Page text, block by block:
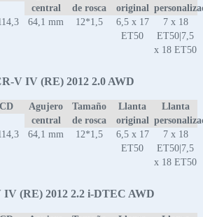
central
de rosca
original
64,1 mm 12*1,5
6,5 x 17
ET50
7 x 18
ET50|7,5
x 18 ET50
V IV (RE) 2012 2.0 AWD
Agujero
central
Tamaño
de rosca
Llanta
original
Llanta
64,1 mm 12*1,5
6,5 x 17
ET50
7 x 18
ET50|7,5
x 18 ET50
(RE) 2012 2.2 i-DTEC AWD